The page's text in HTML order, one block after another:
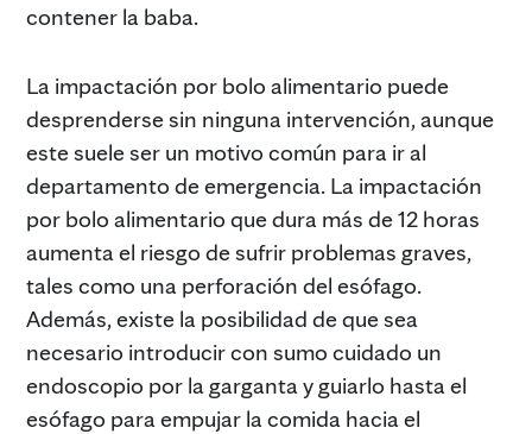
contener la baba.
La impactación por bolo alimentario puede
desprenderse sin ninguna intervención, aunque
este suele ser un motivo común para ir al
departamento de emergencia. La impactación
por bolo alimentario que dura más de 12 horas
aumenta el riesgo de sufrir problemas graves,
tales como una perforación del esófago.
Además, existe la posibilidad de que sea
necesario introducir con sumo cuidado un
endoscopio por la garganta y guiarlo hasta el
esófago para empujar la comida hacia el